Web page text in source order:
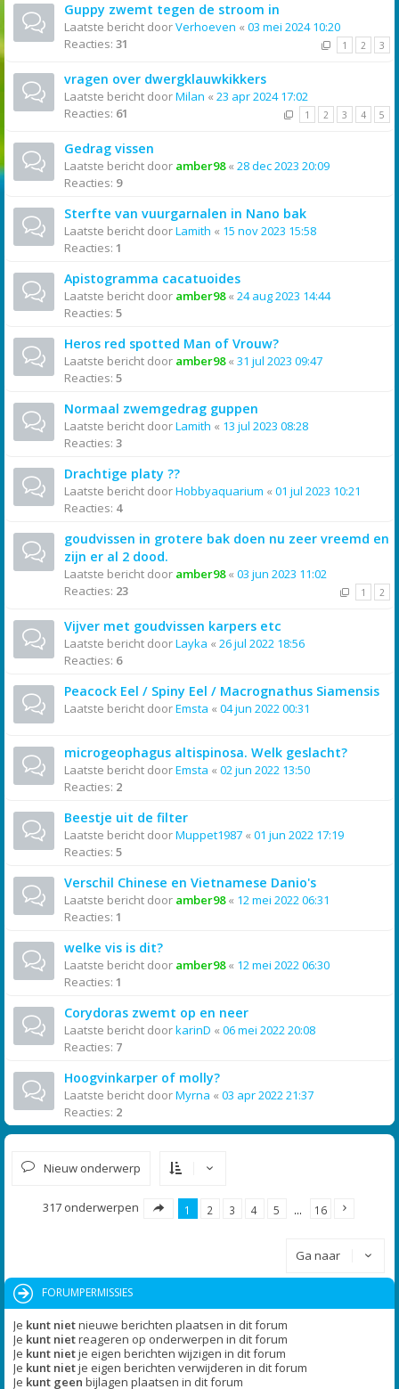
Guppy zwemt tegen de stroom in
Laatste bericht doorVerhoeven « 03 mei 2024 10:20
Reacties: 31 1 2 3
vragen over dwergklauwkikkers
Laatste bericht doorMilan « 23 apr 2024 17:02
Reacties: 61 1 2 3 4 5
Gedrag vissen
Laatste bericht door amber98« 28 dec 2023 20:09
Reacties: 9
Sterfte van vuurgarnalen in Nano bak
Laatste bericht doorLamith « 15 nov 2023 15:58
Reacties: 1
Apistogramma cacatuoides
Laatste bericht door amber98« 24 aug 2023 14:44
Reacties: 5
Heros red spotted Man of Vrouw?
Laatste bericht door amber98« 31 jul 2023 09:47
Reacties: 5
Normaal zwemgedrag guppen
Laatste bericht doorLamith « 13 jul 2023 08:28
Reacties: 3
Drachtige platy ??
Laatste bericht doorHobbyaquarium « 01 jul 2023 10:21
Reacties: 4
goudvissen in grotere bak doen nu zeer vreemd en
zijn er al 2 dood.
Laatste bericht door amber98« 03 jun 2023 11:02
Reacties: 23 1 2
Vijver met goudvissen karpers etc
Laatste bericht doorLayka « 26 jul 2022 18:56
Reacties: 6
Peacock Eel / Spiny Eel / Macrognathus Siamensis
Laatste bericht doorEmsta « 04 jun 2022 00:31
microgeophagus altispinosa. Welk geslacht?
Laatste bericht doorEmsta « 02 jun 2022 13:50
Reacties: 2
Beestje uit de filter
Laatste bericht doorMuppet1987 « 01 jun 2022 17:19
Reacties: 5
Verschil Chinese en Vietnamese Danio's
Laatste bericht door amber98« 12 mei 2022 06:31
Reacties: 1
welke vis is dit?
Laatste bericht door amber98« 12 mei 2022 06:30
Reacties: 1
Corydoras zwemt op en neer
Laatste bericht doorkarinD « 06 mei 2022 20:08
Reacties: 7
Hoogvinkarper of molly?
Laatste bericht doorMyrna « 03 apr 2022 21:37
Reacties: 2
Nieuw onderwerp
317 onderwerpen 1 2 3 4 5 … 16
Ga naar
FORUMPERMISSIES
Je kunt nietnieuwe berichten plaatsen in dit forum
Je kunt nietreageren op onderwerpen in dit forum
Je kunt nietje eigen berichten wijzigen in dit forum
Je kunt nietje eigen berichten verwijderen in dit forum
Je kunt geen bijlagen plaatsen in dit forum